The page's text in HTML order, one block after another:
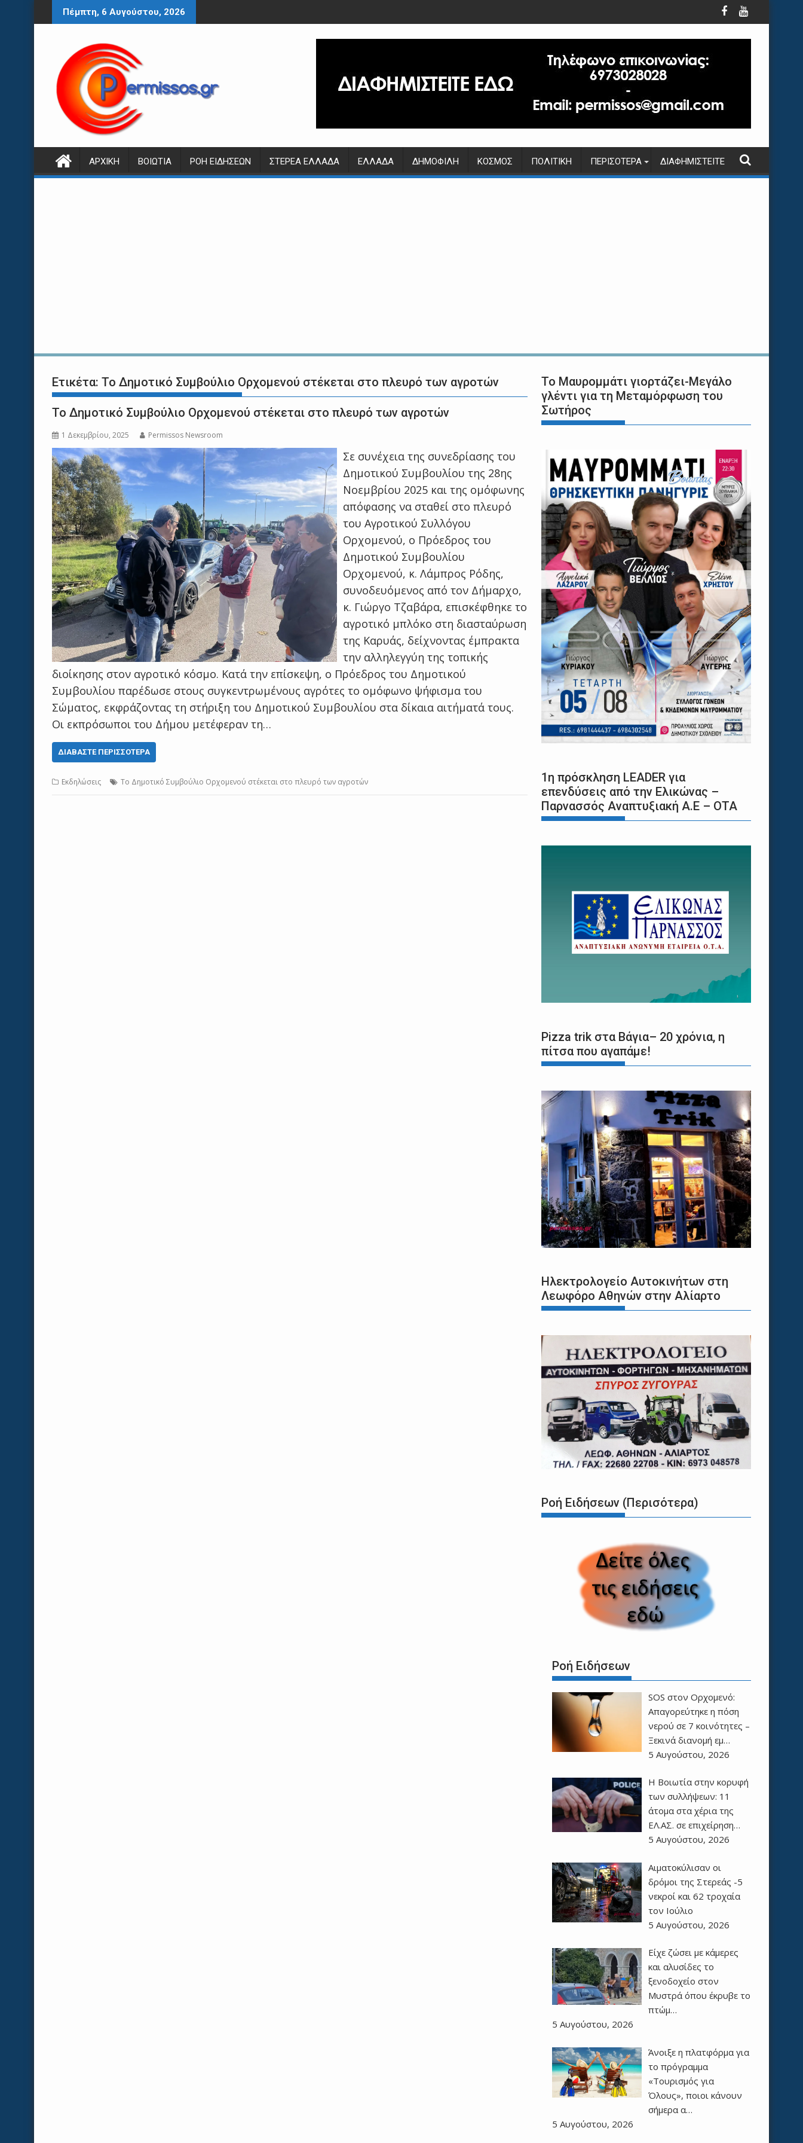
Περάστε
στο
Πέμπτη, 6 Αυγούστου, 2026
ΑΡΧΙΚΉ ΒΟΙΩΤΊΑ ΡΟΉ ΕΙΔΉΣΕΩΝ ΣΤΕΡΕΆ ΕΛΛΆΔΑ ΕΛΛΆΔΑ ΔΗΜΟΦΙΛΉ ΚΌΣΜΟΣ ΠΟΛΙΤΙΚΉ ΠΕΡΙΣΌΤΕΡΑ ΔΙΑΦΗΜΙΣΤΕΊΤΕ
Ετικέτα: Το Δημοτικό Συμβούλιο Ορχομενού στέκεται στο πλευρό των αγροτών
Το Δημοτικό Συμβούλιο Ορχομενού στέκεται στο πλευρό των αγροτών
1 Δεκεμβρίου, 2025 Permissos Newsroom
Σε συνέχεια της συνεδρίασης του
Δημοτικού Συμβουλίου της 28ης
Νοεμβρίου 2025 και της ομόφωνης
απόφασης να σταθεί στο πλευρό
του Αγροτικού Συλλόγου
Ορχομενού, ο Πρόεδρος του
Δημοτικού Συμβουλίου
Ορχομενού, κ. Λάμπρος Ρόδης,
συνοδευόμενος από τον Δήμαρχο,
κ. Γιώργο Τζαβάρα, επισκέφθηκε το
αγροτικό μπλόκο στη διασταύρωση
της Καρυάς, δείχνοντας έμπρακτα
την αλληλεγγύη της τοπικής
διοίκησης στον αγροτικό κόσμο. Κατά την επίσκεψη, ο Πρόεδρος του Δημοτικού
Συμβουλίου παρέδωσε στους συγκεντρωμένους αγρότες το ομόφωνο ψήφισμα του
Σώματος, εκφράζοντας τη στήριξη του Δημοτικού Συμβουλίου στα δίκαια αιτήματά τους.
Οι εκπρόσωποι του Δήμου μετέφεραν τη…
ΔΙΑΒΆΣΤΕ ΠΕΡΙΣΣΌΤΕΡΑ
Εκδηλώσεις Το Δημοτικό Συμβούλιο Ορχομενού στέκεται στο πλευρό των αγροτών
Το Μαυρομμάτι γιορτάζει-Μεγάλο
γλέντι για τη Μεταμόρφωση του
Σωτήρος
1η πρόσκληση LEADER για
επενδύσεις από την Ελικώνας –
Παρνασσός Αναπτυξιακή Α.Ε – ΟΤΑ
Pizza trik στα Βάγια– 20 χρόνια, η
πίτσα που αγαπάμε!
Ηλεκτρολογείο Αυτοκινήτων στη
Λεωφόρο Αθηνών στην Αλίαρτο
Ροή Ειδήσεων (Περισότερα)
Ροή Ειδήσεων
SOS στον Ορχομενό:
Απαγορεύτηκε η πόση
νερού σε 7 κοινότητες –
Ξεκινά διανομή εμ…
5 Αυγούστου, 2026
Η Βοιωτία στην κορυφή
των συλλήψεων: 11
άτομα στα χέρια της
ΕΛ.ΑΣ. σε επιχείρηση…
5 Αυγούστου, 2026
Αιματοκύλισαν οι
δρόμοι της Στερεάς -5
νεκροί και 62 τροχαία
τον Ιούλιο
5 Αυγούστου, 2026
Είχε ζώσει με κάμερες
και αλυσίδες το
ξενοδοχείο στον
Μυστρά όπου έκρυβε το
πτώμ…
5 Αυγούστου, 2026
Άνοιξε η πλατφόρμα για
το πρόγραμμα
«Τουρισμός για
Όλους», ποιοι κάνουν
σήμερα α…
5 Αυγούστου, 2026